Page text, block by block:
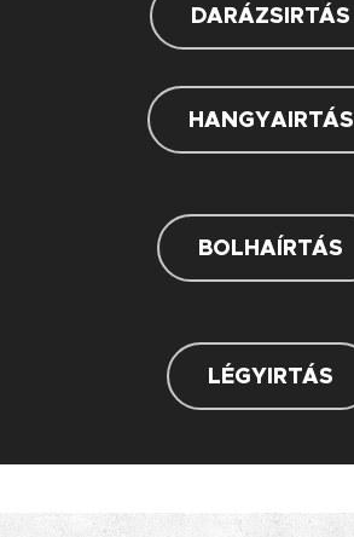
DARÁZSIRTÁS
HANGYAIRTÁS
BOLHAÍRTÁS
LÉGYIRTÁS